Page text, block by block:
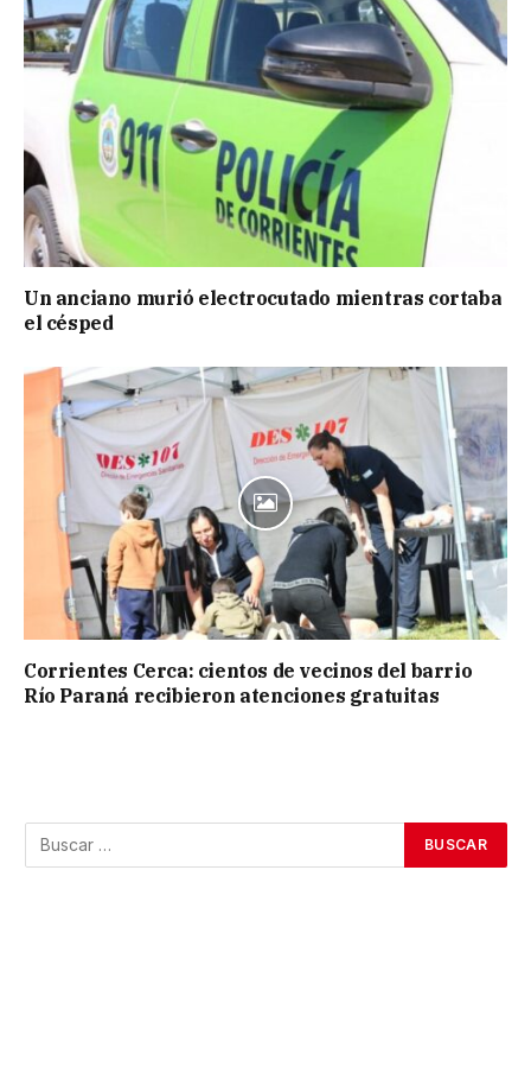
Un anciano murió electrocutado mientras cortaba
el césped
Corrientes Cerca: cientos de vecinos del barrio
Río Paraná recibieron atenciones gratuitas